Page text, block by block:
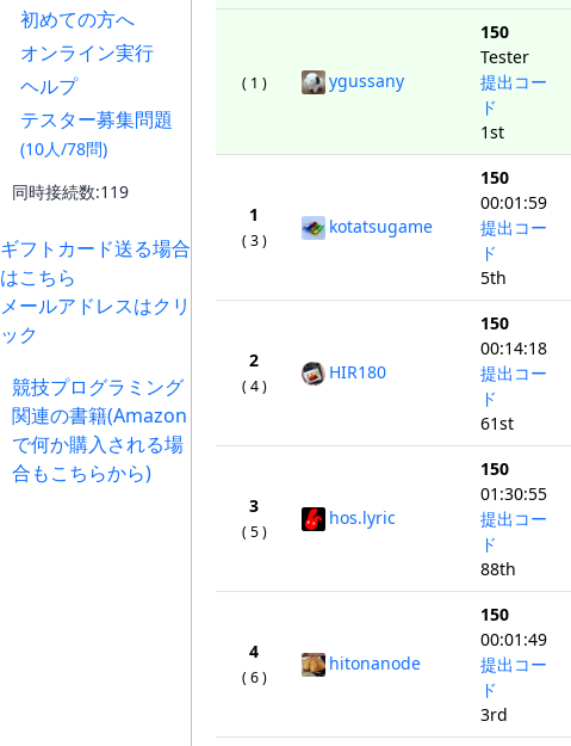
初めての方へ
オンライン実行
ヘルプ
テスター募集問題
(10人/78問)
同時接続数:119
ギフトカード送る場合
はこちら
メールアドレスはクリ
ック
競技プログラミング
関連の書籍(Amazon
で何か購入される場
合もこちらから)
( 1 ) ygussany
150
Tester
提出コー
ド
1st
1
( 3 )
kotatsugame
150
00:01:59
提出コー
ド
5th
2
( 4 )
HIR180
150
00:14:18
提出コー
ド
61st
3
( 5 )
hos.lyric
150
01:30:55
提出コー
ド
88th
4
( 6 )
hitonanode
150
00:01:49
提出コー
ド
3rd